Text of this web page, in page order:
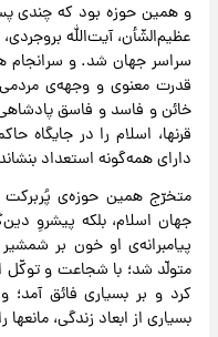
و همین حوزه بود که چندی
عظیم‌الشّأن، آیت‌الله
سراسر جهان شد. و سرانجام
قدرت معنوی و وجهه‌ی مردمی
خائن و فاسد و فاسق
قرنها، اسلام را در جایگاه
دارای همه‌گونه استعداد بنشاند.
متخرّج همین حوزه‌ی پُربرکت
جهان اسلام، بلکه پیشروِ
پیامبرانه‌ی او خون بر شمشیر
متولّد شد؛ با شجاعت و توکّل
کرد و بر بسیاری فائق آمد؛ و
بسیاری از ابعاد زندگی، مانعها